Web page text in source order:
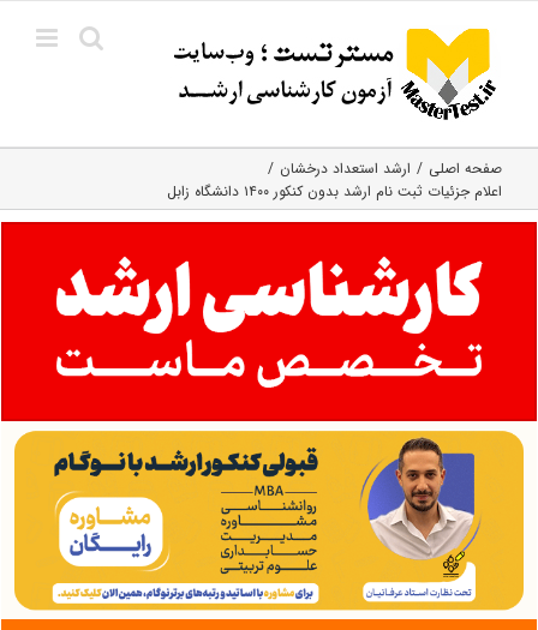
content
صفحه اصلی
ارشد استعداد درخشان
اعلام جزئیات ثبت نام ارشد بدون کنکور ۱۴۰۰ دانشگاه زابل